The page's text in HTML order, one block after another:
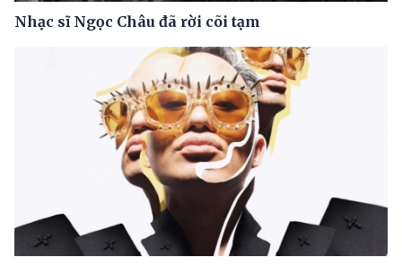
Nhạc sĩ Ngọc Châu đã rời cõi tạm